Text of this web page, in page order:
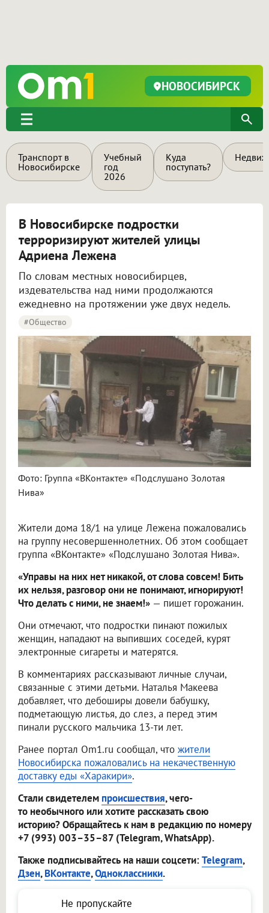
НОВОСИБИРСК
Транспорт в
Новосибирске
Учебный
год
2026
Куда
поступать?
В Новосибирске подростки
терроризируют жителей улицы
Адриена Лежена
По словам местных новосибирцев,
издевательства над ними продолжаются
ежедневно на протяжении уже двух недель.
#Общество
Фото: Группа «ВКонтакте» «Подслушано Золотая
Нива»
Жители дома 18/1 на улице Лежена пожаловались
на группу несовершеннолетних. Об этом сообщает
группа «ВКонтакте» «Подслушано Золотая Нива».
«Управы на них нет никакой, от слова совсем! Бить
их нельзя, разговор они не понимают, игнорируют!
Что делать с ними, не знаем!» — пишет горожанин.
Они отмечают, что подростки пинают пожилых
женщин, нападают на выпивших соседей, курят
электронные сигареты и матерятся.
В комментариях рассказывают личные случаи,
связанные с этими детьми. Наталья Макеева
добавляет, что дебоширы довели бабушку,
подметающую листья, до слез, а перед этим
пинали русского мальчика 13-ти лет.
Ранее портал Om1.ru сообщал, что жители
Новосибирска пожаловались на некачественную
доставку еды «Харакири».
Стали свидетелем происшествия, чего-
то необычного или хотите рассказать свою
историю? Обращайтесь к нам в редакцию по номеру
+7 (993) 003–35–87 (Telegram, WhatsApp).
Также подписывайтесь на наши соцсети:Telegram,
Дзен,ВКонтакте,Одноклассники.
Не пропускайте